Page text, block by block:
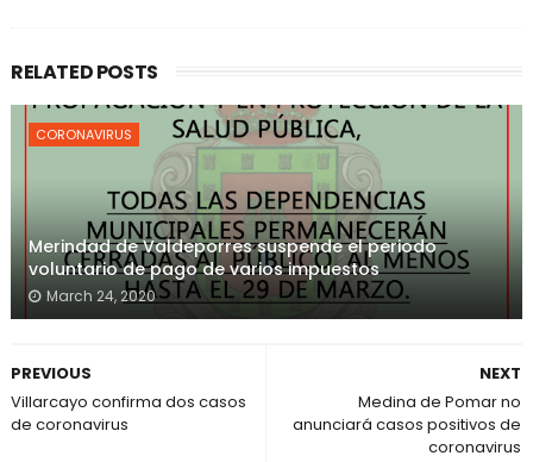
RELATED POSTS
CORONAVIRUS
Merindad de Valdeporres suspende el periodo
voluntario de pago de varios impuestos
March 24, 2020
NEXT
Medina de Pomar no
anunciará casos positivos de
coronavirus
PREVIOUS
Villarcayo confirma dos casos
de coronavirus